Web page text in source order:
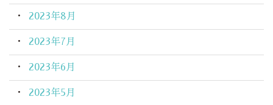
2023年8月
2023年7月
2023年6月
2023年5月